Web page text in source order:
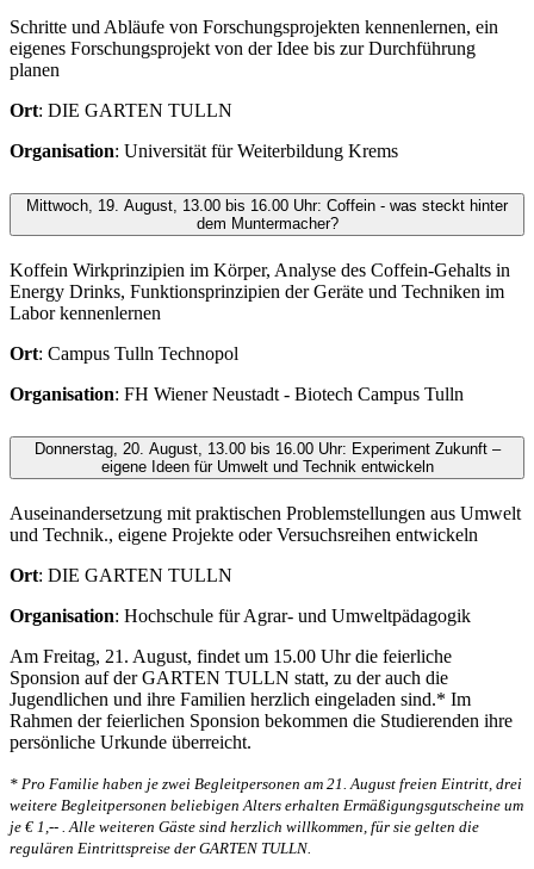
Schritte und Abläufe von Forschungsprojekten kennenlernen, ein
eigenes Forschungsprojekt von der Idee bis zur Durchführung
planen
Ort: DIE GARTEN TULLN
Organisation: Universität für Weiterbildung Krems
Mittwoch, 19. August, 13.00 bis 16.00 Uhr: Coffein - was steckt hinter
dem Muntermacher?
Koffein Wirkprinzipien im Körper, Analyse des Coffein-Gehalts in
Energy Drinks, Funktionsprinzipien der Geräte und Techniken im
Labor kennenlernen
Ort: Campus Tulln Technopol
Organisation: FH Wiener Neustadt - Biotech Campus Tulln
Donnerstag, 20. August, 13.00 bis 16.00 Uhr: Experiment Zukunft –
eigene Ideen für Umwelt und Technik entwickeln
Auseinandersetzung mit praktischen Problemstellungen aus Umwelt
und Technik., eigene Projekte oder Versuchsreihen entwickeln
Ort: DIE GARTEN TULLN
Organisation: Hochschule für Agrar- und Umweltpädagogik
Am Freitag, 21. August, findet um 15.00 Uhr die feierliche
Sponsion auf der GARTEN TULLN statt, zu der auch die
Jugendlichen und ihre Familien herzlich eingeladen sind.* Im
Rahmen der feierlichen Sponsion bekommen die Studierenden ihre
persönliche Urkunde überreicht.
* Pro Familie haben je zwei Begleitpersonen am 21. August freien Eintritt, drei
weitere Begleitpersonen beliebigen Alters erhalten Ermäßigungsgutscheine um
je € 1,-- . Alle weiteren Gäste sind herzlich willkommen, für sie gelten die
regulären Eintrittspreise der GARTEN TULLN.